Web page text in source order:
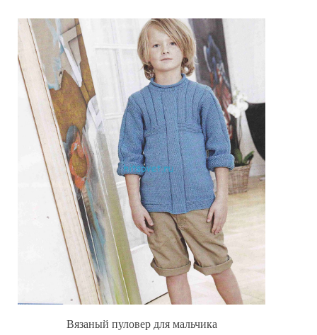
Вязаный пуловер для мальчика